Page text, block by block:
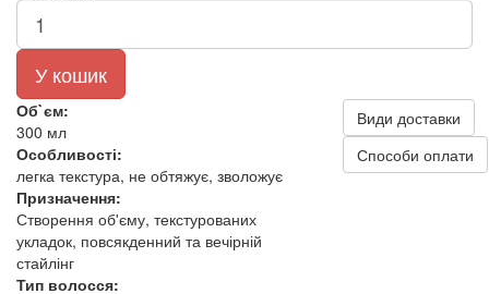
У кошик
Об`єм:
300 мл
Особливості:
легка текстура, не обтяжує, зволожує
Призначення:
Створення об'єму, текстурованих
укладок, повсякденний та вечірній
стайлінг
Тип волосся:
Види доставки
Способи оплати